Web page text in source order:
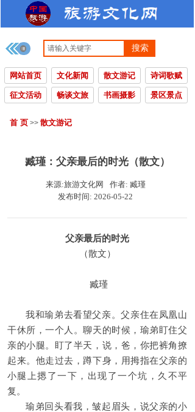
搜索
网站首页 文化新闻 散文游记 诗词歌赋
征文活动 畅谈文旅 书画摄影 景区景点
首 页 >> 散文游记
臧瑾：父亲最后的时光（散文）
来源:旅游文化网 作者: 臧瑾
发布时间: 2026-05-22
父亲最后的时光
（散文）
臧瑾
我和瑜弟去看望父亲。父亲住在凤凰山
干休所，一个人。聊天的时候，瑜弟盯住父
亲的小腿。盯了半天，说，爸，你把裤角撩
起来。他走过去，蹲下身，用拇指在父亲的
小腿上摁了一下，出现了一个坑，久不平
复。
瑜弟回头看我，皱起眉头，说父亲的小